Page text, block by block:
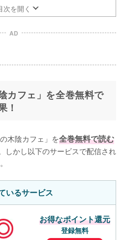
次を開く
AD
カフェ」を全巻無料で
！
木陰カフェ」を全巻無料で読む
しかし以下のサービスで配信され
いるサービス
お得なポイント還元
登録無料